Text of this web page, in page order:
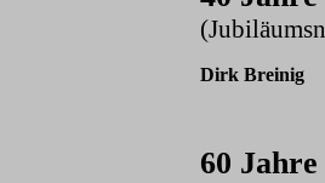
Dirk Breinig
60